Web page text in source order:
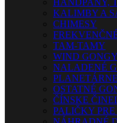
HANDPANY,
KALIMBY A
CHIMESY
TAM-TAMY
WIND GONGY
NALADENÉ
OSTATNÉ
ČÍNSKE
PALIČKY